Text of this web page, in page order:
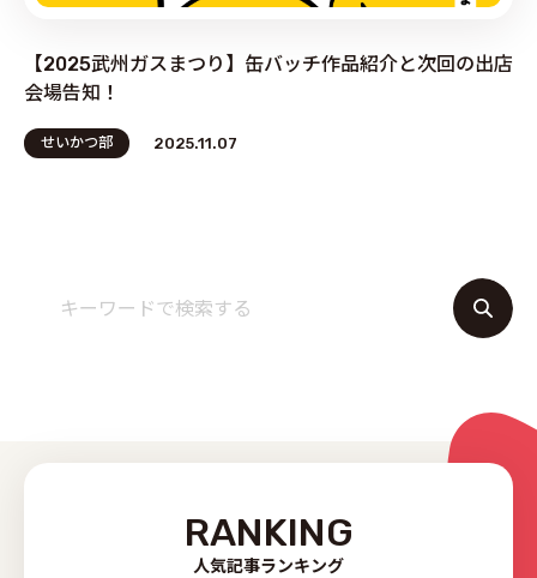
【2025武州ガスまつり】缶バッチ作品紹介と次回の出店
会場告知！
せいかつ部 2025.11.07
RANKING
人気記事ランキング